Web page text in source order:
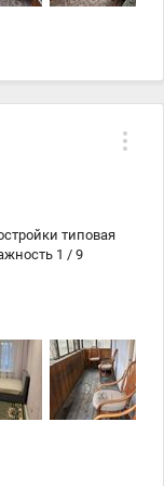
духовка,
типовая
1 / 9